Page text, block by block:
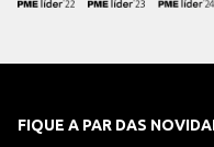
FIQUE A PAR DAS